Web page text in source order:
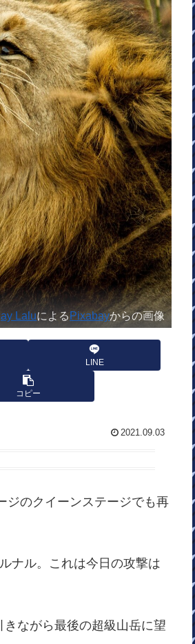
LaluによるPixabayからの画像
LINE
コピー
2021.09.03
ジのクイーンステージでも再
ナル。これは今日の攻撃は
ながら最後の超級山岳に望